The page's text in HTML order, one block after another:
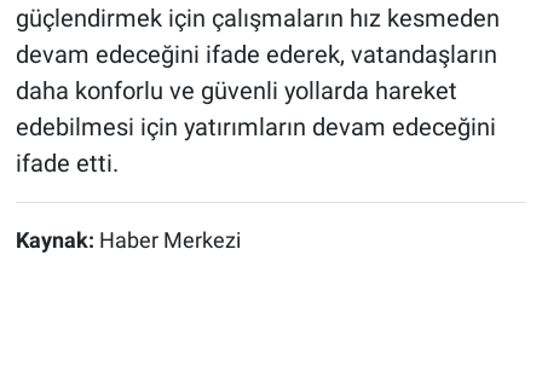
güçlendirmek için çalışmaların hız kesmeden
devam edeceğini ifade ederek, vatandaşların
daha konforlu ve güvenli yollarda hareket
edebilmesi için yatırımların devam edeceğini
ifade etti.
Kaynak: Haber Merkezi